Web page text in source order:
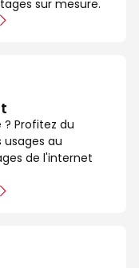
sur mesure.
Profitez du
usages au
de l'internet